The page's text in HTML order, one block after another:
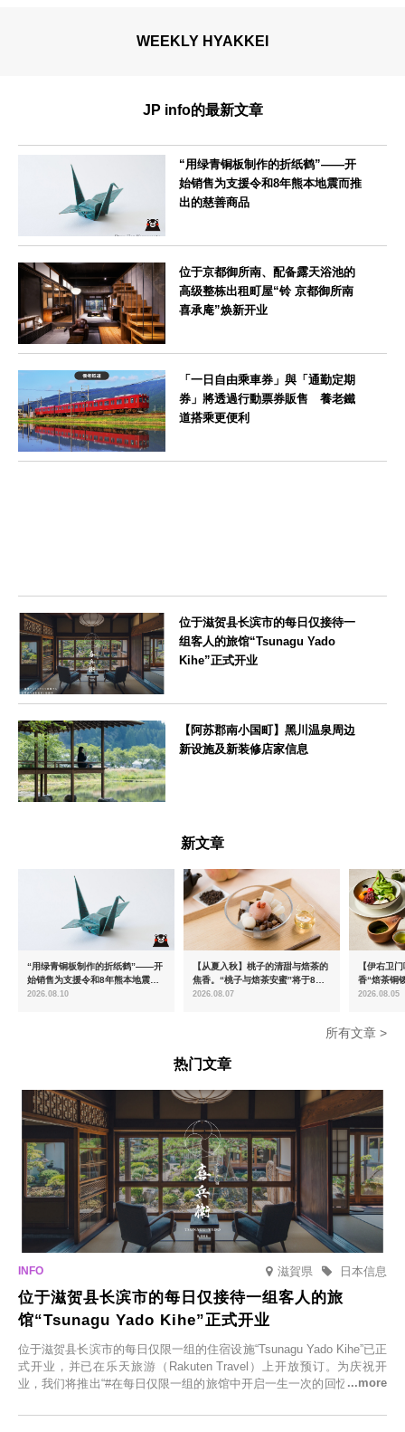
WEEKLY HYAKKEI
JP info的最新文章
“用绿青铜板制作的折纸鹤”——开
始销售为支援令和8年熊本地震而推
出的慈善商品
位于京都御所南、配备露天浴池的
高级整栋出租町屋“铃 京都御所南
喜承庵”焕新开业
「一日自由乘車券」與「通勤定期
券」將透過行動票券販售 養老鐵
道搭乘更便利
位于滋贺县长滨市的每日仅接待一
组客人的旅馆“Tsunagu Yado
Kihe”正式开业
【阿苏郡南小国町】黑川温泉周边
新设施及新装修店家信息
新文章
“用绿青铜板制作的折纸鹤”——开
始销售为支援令和8年熊本地震而
推出的慈善商品
2026.08.10
【从夏入秋】桃子的清甜与焙茶的
焦香。“桃子与焙茶安蜜”将于8月
中旬起限时发售
2026.08.07
【伊右卫
香“焙茶铜
治抹茶提
2026.08.05
所有文章 >
热门文章
滋賀県 日本信息
位于滋贺县长滨市的每日仅接待一组客人的旅
馆“Tsunagu Yado Kihe”正式开业
位于滋贺县长滨市的每日仅限一组的住宿设施“Tsunagu Yado Kihe”已正
式开业，并已在乐天旅游（Rakuten Travel）上开放预订。为庆祝开
业，我们将推出“#在每日仅限一组的旅馆中开启一生一次的回忆之旅”活
在此与重要之人共度一段难忘的特别时光。